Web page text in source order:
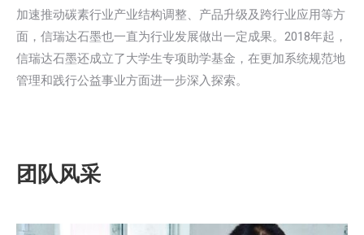
加速推动碳素行业产业结构调整、产品升级及跨行业应用等方
面，信瑞达石墨也一直为行业发展做出一定成果。2018年起，
信瑞达石墨还成立了大学生专项助学基金，在更加系统规范地
管理和践行公益事业方面进一步深入探索。
团队风采